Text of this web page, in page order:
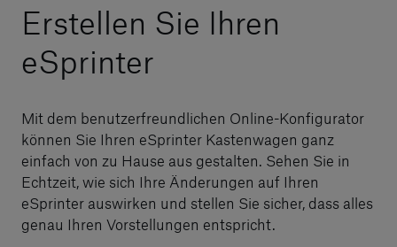
Erstellen Sie Ihren
eSprinter
Mit dem benutzerfreundlichen Online-Konfigurator
können Sie Ihren eSprinter Kastenwagen ganz
einfach von zu Hause aus gestalten. Sehen Sie in
Echtzeit, wie sich Ihre Änderungen auf Ihren
eSprinter auswirken und stellen Sie sicher, dass alles
genau Ihren Vorstellungen entspricht.